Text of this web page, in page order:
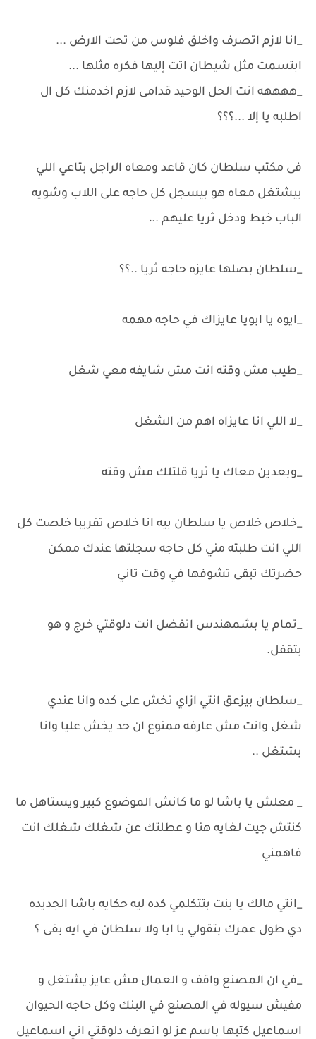
_انا لازم اتصرف واخلق فلوس من تحت الارض ...
ابتسمت مثل شيطان اتت إليها فكره مثلها ...
_ههههه انت الحل الوحيد قدامى لازم اخدمنك كل ال
اطلبه يا إلا ...؟؟؟
فى مكتب سلطان كان قاعد ومعاه الراجل بتاعي اللي
بيشتغل معاه هو بيسجل كل حاجه على اللاب وشويه
الباب خبط ودخل ثريا عليهم ..،
_سلطان بصلها عايزه حاجه ثريا ..؟؟
_ايوه يا ابويا عايزاك في حاجه مهمه
_طيب مش وقته انت مش شايفه معي شغل
_لا اللي انا عايزاه اهم من الشغل
_وبعدين معاك يا ثريا قلتلك مش وقته
_خلاص خلاص يا سلطان بيه انا خلاص تقريبا خلصت كل
اللي انت طلبته مني كل حاجه سجلتها عندك ممكن
حضرتك تبقى تشوفها في وقت تاني
_تمام يا بشمهندس اتفضل انت دلوقتي خرج و هو
بتقفل.
_سلطان بيزعق انتي ازاي تخش على كده وانا عندي
شغل وانت مش عارفه ممنوع ان حد يخش عليا وانا
بشتغل ..
_ معلش يا باشا لو ما كانش الموضوع كبير ويستاهل ما
كنتش جيت لغايه هنا و عطلتك عن شغلك شغلك انت
فاهمني
_انتي مالك يا بنت بتتكلمي كده ليه حكايه باشا الجديده
دي طول عمرك بتقولي يا ابا ولا سلطان في ايه بقى ؟
_في ان المصنع واقف و العمال مش عايز يشتغل و
مفيش سيوله في المصنع في البنك وكل حاجه الحيوان
اسماعيل كتبها باسم عز لو اتعرف دلوقتي اني اسماعيل